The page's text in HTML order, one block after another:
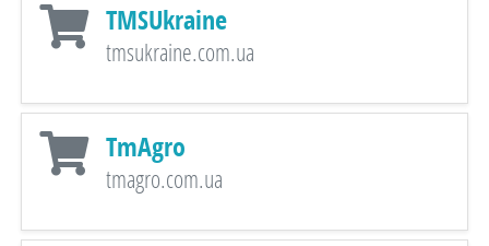
TMSUkraine
tmsukraine.com.ua
TmAgro
tmagro.com.ua